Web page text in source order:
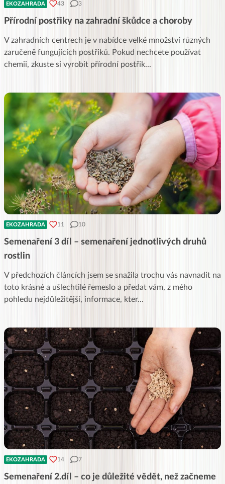
EKOZAHRADA 43 3
Přírodní postřiky na zahradní škůdce a choroby
V zahradních centrech je v nabídce velké množství různých
zaručeně fungujících postřiků. Pokud nechcete používat
chemii, zkuste si vyrobit přírodní postřik...
EKOZAHRADA 11 10
Semenaření 3 díl – semenaření jednotlivých druhů
rostlin
V předchozích článcích jsem se snažila trochu vás navnadit na
toto krásné a ušlechtilé řemeslo a předat vám, z mého
pohledu nejdůležitější, informace, kter...
EKOZAHRADA 14 7
Semenaření 2.díl – co je důležité vědět, než začneme